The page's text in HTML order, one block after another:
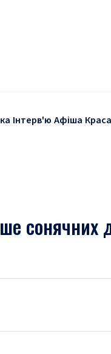
Інтерв'ю Афіша
сонячних